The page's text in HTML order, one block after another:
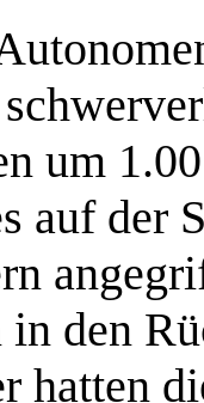
um
auf der
in den
hatten